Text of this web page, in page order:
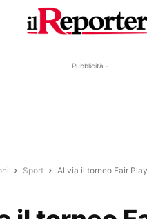
- Pubblicità -
Sport Al via il torneo Fair Play